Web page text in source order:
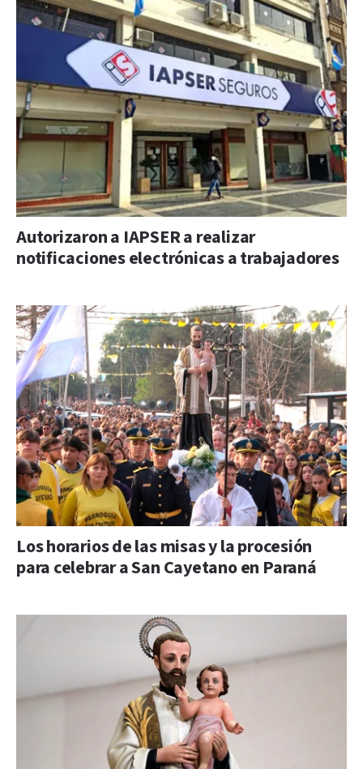
Autorizaron a IAPSER a realizar
notificaciones electrónicas a trabajadores
Los horarios de las misas y la procesión
para celebrar a San Cayetano en Paraná